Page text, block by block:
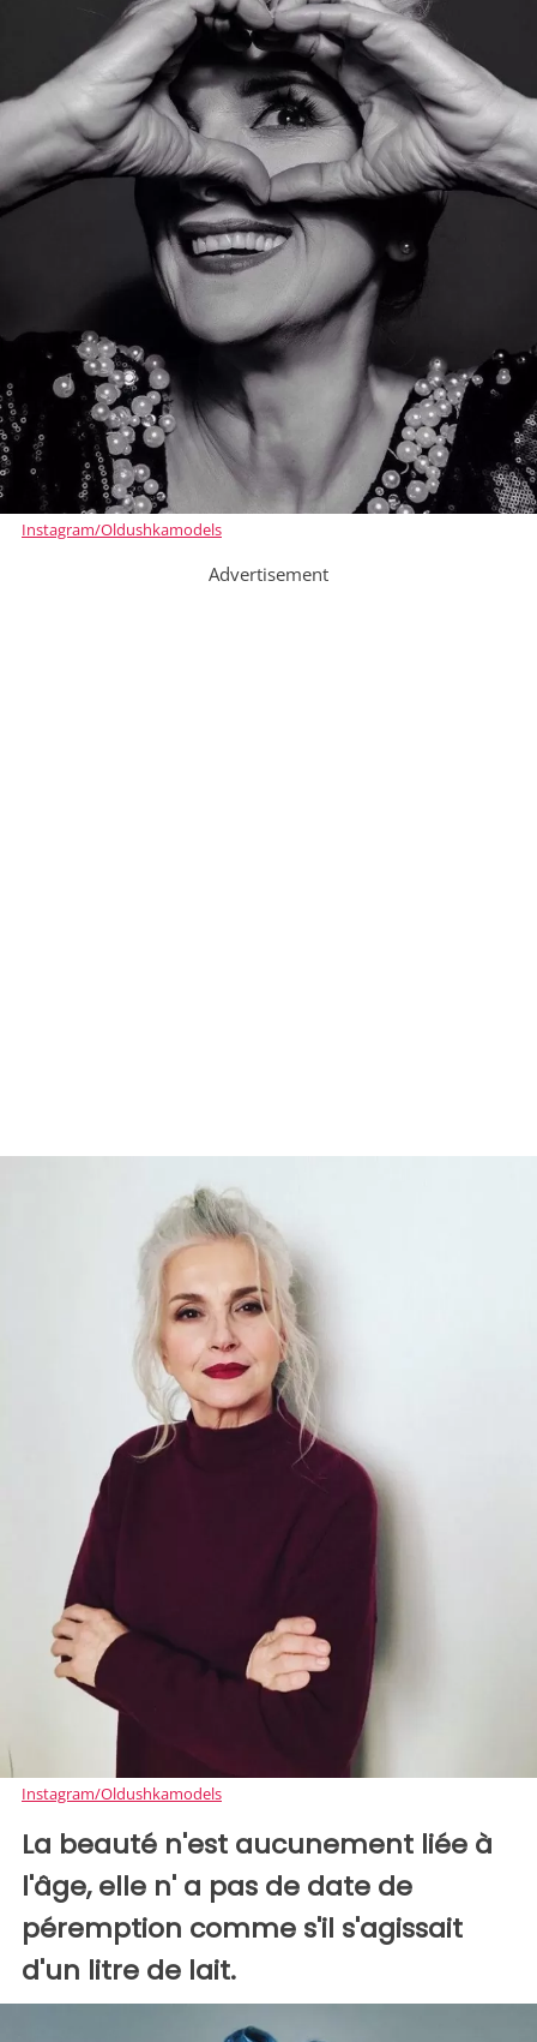
Instagram/Oldushkamodels
Advertisement
Instagram/Oldushkamodels
La beauté n'est aucunement liée à
l'âge, elle n' a pas de date de
péremption comme s'il s'agissait
d'un litre de lait.